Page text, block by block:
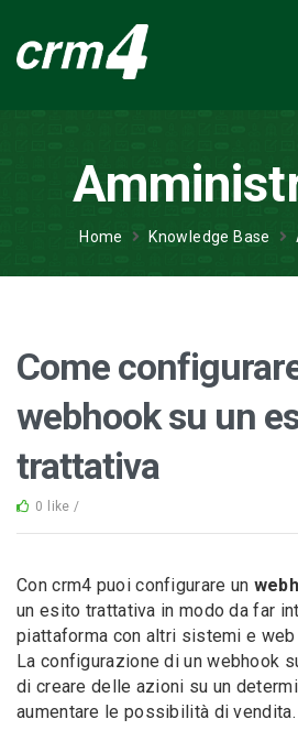
Home Knowledge Base
Come
webhook su un
trattativa
0 like /
Con crm4 puoi configurare un
un esito trattativa in modo da far
piattaforma con altri sistemi e web
La configurazione di un webhook
di creare delle azioni su un
aumentare le possibilità di vendita.